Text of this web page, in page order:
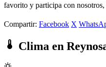
favorito y participa con
Compartir: Facebook X
Clima en